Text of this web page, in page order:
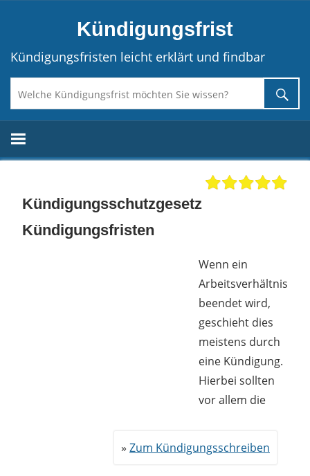
Kündigungsfrist
Kündigungsfristen leicht erklärt und findbar
Kündigungsschutzgesetz
Kündigungsfristen
Zum Kündigungsschreiben
Wenn ein
Arbeitsverhältnis
beendet wird,
geschieht dies
meistens durch
eine Kündigung.
Hierbei sollten
vor allem die